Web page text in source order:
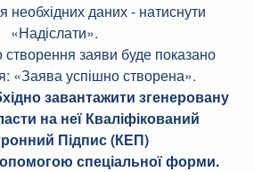
необхідних даних - натиснути
«Надіслати».
створення заяви буде показано
«Заява успішно створена».
завантажити згенеровану
на неї Кваліфікований
Підпис (КЕП)
спеціальної форми.